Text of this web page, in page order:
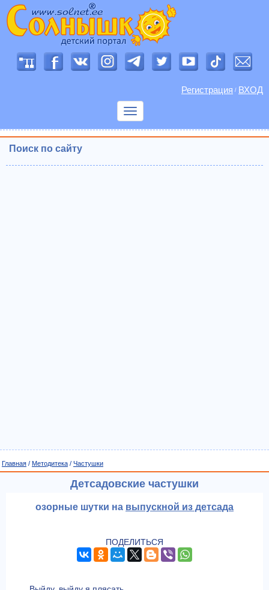
Регистрация / ВХОД
Показать
Поиск по сайту
Главная / Методитека / Частушки
Детсадовские частушки
озорные шутки на выпускной из детсада
ПОДЕЛИТЬСЯ